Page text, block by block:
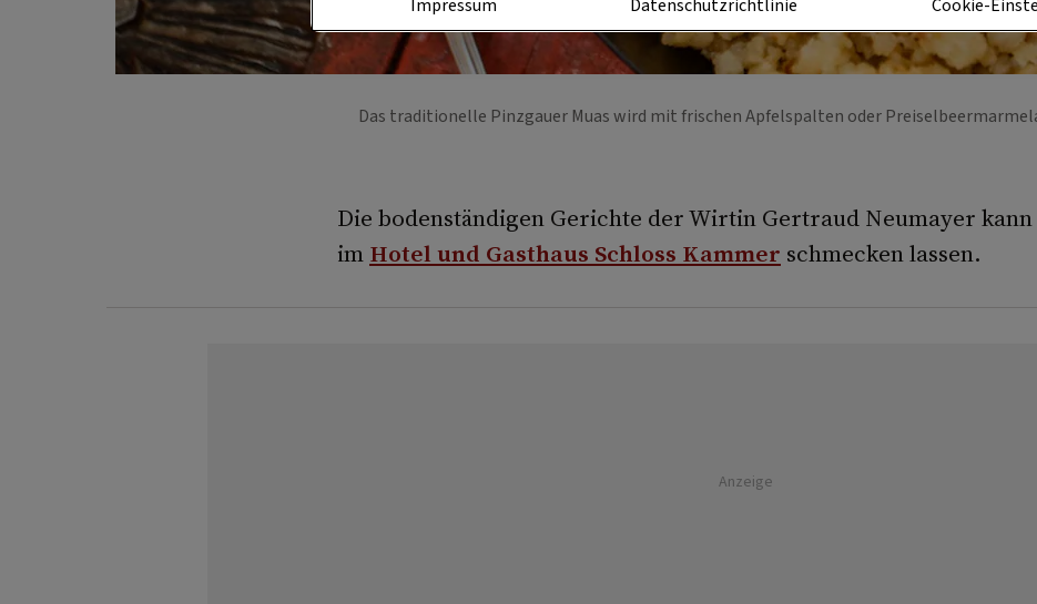
Das traditionelle Pinzgauer Muas wird mit frischen Apfelspalten oder
Die bodenständigen Gerichte der Wirtin Gertraud Neumayer
im Hotel und Gasthaus Schloss Kammer schmecken lassen.
Anzeige
Impressum Datenschutzrichtlinie Cookie-